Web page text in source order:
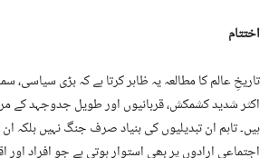
اختتام
تاریخِ عالم کا مطالعہ یہ ظاہر کرتا ہے کہ بڑی سیاسی،
اکثر شدید کشمکش، قربانیوں اور طویل جدوجہد کے
ہیں۔ تاہم ان تبدیلیوں کی بنیاد صرف جنگ نہیں بلکہ
اجتماعی ارادوں پر بھی استوار ہوتی ہے جو افراد اور